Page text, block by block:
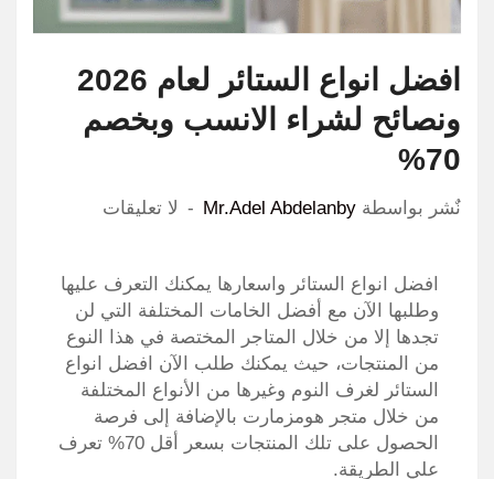
افضل انواع الستائر لعام 2026
ونصائح لشراء الانسب وبخصم
70%
نٌشر بواسطة Mr.Adel Abdelanby لا تعليقات
افضل انواع الستائر واسعارها يمكنك التعرف عليها
وطلبها الآن مع أفضل الخامات المختلفة التي لن
تجدها إلا من خلال المتاجر المختصة في هذا النوع
من المنتجات، حيث يمكنك طلب الآن افضل انواع
الستائر لغرف النوم وغيرها من الأنواع المختلفة
من خلال متجر هومزمارت بالإضافة إلى فرصة
الحصول على تلك المنتجات بسعر أقل 70% تعرف
علي الطريقة.